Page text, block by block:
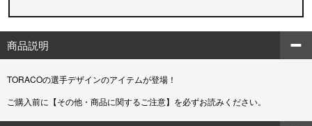
商品説明
TORACOの選手デザインのアイテムが登場！
ご購入前に【その他・商品に関するご注意】を必ずお読みください。